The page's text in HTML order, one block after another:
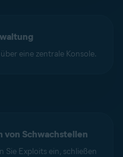
eine zentrale Konsole.
von Schwachstellen
Sie Exploits ein, schließen